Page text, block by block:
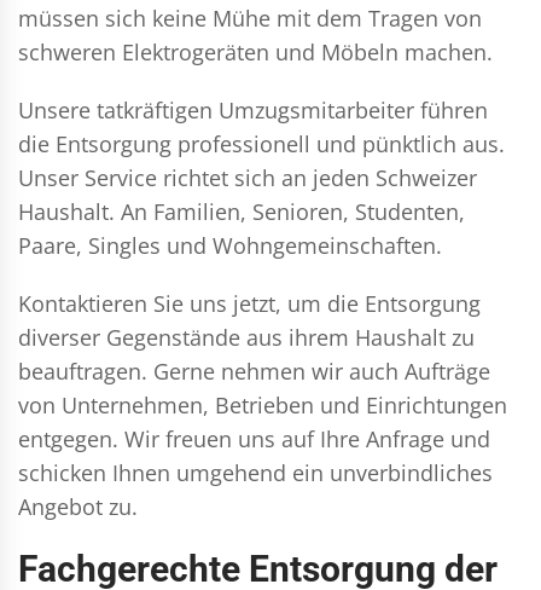
müssen sich keine Mühe mit dem Tragen von
schweren Elektrogeräten und Möbeln machen.
Unsere tatkräftigen Umzugsmitarbeiter führen
die Entsorgung professionell und pünktlich aus.
Unser Service richtet sich an jeden Schweizer
Haushalt. An Familien, Senioren, Studenten,
Paare, Singles und Wohngemeinschaften.
Kontaktieren Sie uns jetzt, um die Entsorgung
diverser Gegenstände aus ihrem Haushalt zu
beauftragen. Gerne nehmen wir auch Aufträge
von Unternehmen, Betrieben und Einrichtungen
entgegen. Wir freuen uns auf Ihre Anfrage und
schicken Ihnen umgehend ein unverbindliches
Angebot zu.
Fachgerechte Entsorgung der